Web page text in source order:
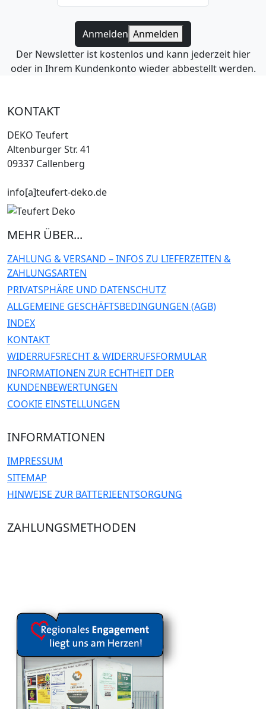
Anmelden Anmelden
Der Newsletter ist kostenlos und kann jederzeit hier
oder in Ihrem Kundenkonto wieder abbestellt werden.
KONTAKT
DEKO Teufert
Altenburger Str. 41
09337 Callenberg
info[a]teufert-deko.de
MEHR ÜBER...
ZAHLUNG & VERSAND – INFOS ZU LIEFERZEITEN &
ZAHLUNGSARTEN
PRIVATSPHÄRE UND DATENSCHUTZ
ALLGEMEINE GESCHÄFTSBEDINGUNGEN (AGB)
INDEX
KONTAKT
WIDERRUFSRECHT & WIDERRUFSFORMULAR
INFORMATIONEN ZUR ECHTHEIT DER
KUNDENBEWERTUNGEN
COOKIE EINSTELLUNGEN
INFORMATIONEN
IMPRESSUM
SITEMAP
HINWEISE ZUR BATTERIEENTSORGUNG
ZAHLUNGSMETHODEN